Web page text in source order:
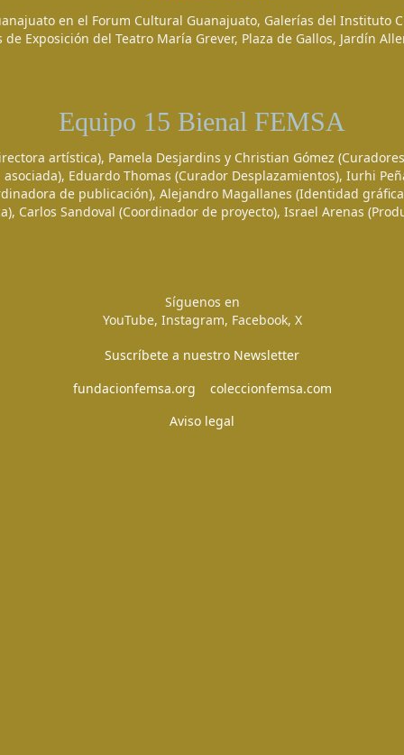
en el Forum Cultural Guanajuato, Galerías del Instituto
de Exposición del Teatro María Grever, Plaza de Gallos, Jardín
Equipo 15 Bienal FEMSA
artística), Pamela Desjardins y Christian Gómez
Eduardo Thomas (Curador Desplazamientos), Iurhi
de publicación), Alejandro Magallanes (Identidad
Carlos Sandoval (Coordinador de proyecto), Israel Arenas
Síguenos en
YouTube, Instagram, Facebook, X
Suscríbete a nuestro Newsletter
fundacionfemsa.org
coleccionfemsa.com
Aviso legal